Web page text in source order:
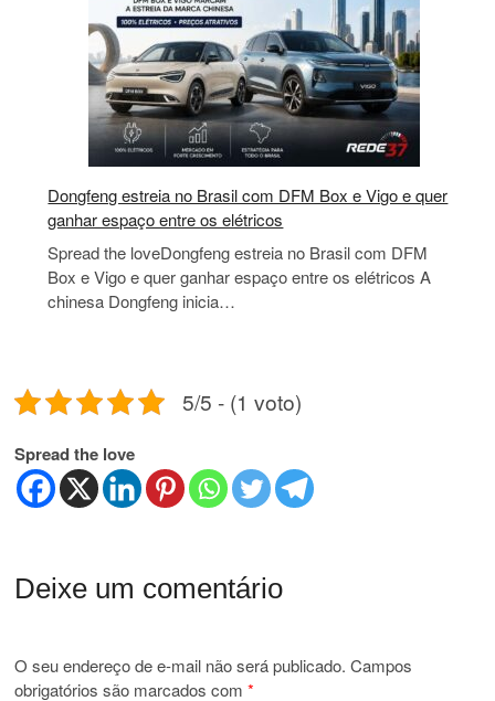
Dongfeng estreia no Brasil com DFM Box e Vigo e quer
ganhar espaço entre os elétricos
Spread the loveDongfeng estreia no Brasil com DFM
Box e Vigo e quer ganhar espaço entre os elétricos A
chinesa Dongfeng inicia…
5/5 - (1 voto)
Spread the love
Deixe um comentário
O seu endereço de e-mail não será publicado. Campos
obrigatórios são marcados com*